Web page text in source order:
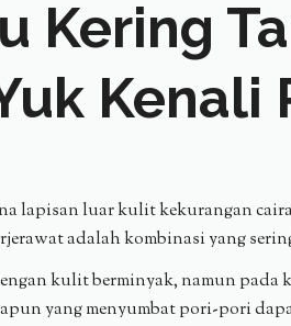
Kering
Kenali
lapisan luar kulit kekurangan
adalah kombinasi yang
kulit berminyak, namun
yang menyumbat pori-pori